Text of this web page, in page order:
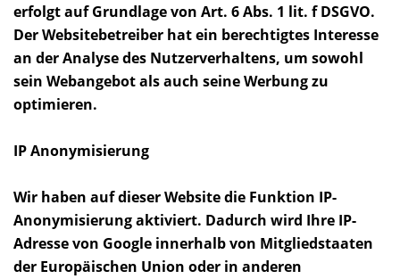
erfolgt auf Grundlage von Art. 6 Abs. 1 lit. f DSGVO.
Der Websitebetreiber hat ein berechtigtes Interesse
an der Analyse des Nutzerverhaltens, um sowohl
sein Webangebot als auch seine Werbung zu
optimieren.
IP Anonymisierung
Wir haben auf dieser Website die Funktion IP-
Anonymisierung aktiviert. Dadurch wird Ihre IP-
Adresse von Google innerhalb von Mitgliedstaaten
der Europäischen Union oder in anderen